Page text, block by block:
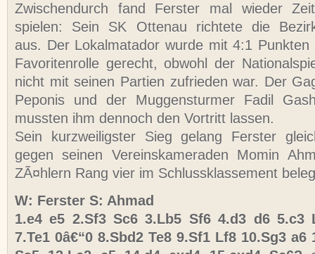
Zwischendurch fand Ferster mal wieder
spielen: Sein SK Ottenau richtete die
aus. Der Lokalmatador wurde mit 4:1 Punkten
Favoritenrolle gerecht, obwohl der
nicht mit seinen Partien zufrieden war. Der
Peponis und der Muggensturmer Fadil
mussten ihm dennoch den Vortritt lassen.
Sein kurzweiligster Sieg gelang Ferster
gegen seinen Vereinskameraden Momin
ZÃ¤hlern Rang vier im Schlussklassement
W: Ferster S: Ahmad
1.e4 e5 2.Sf3 Sc6 3.Lb5 Sf6 4.d3 d6 5.c3
7.Te1 0â€“0 8.Sbd2 Te8 9.Sf1 Lf8 10.Sg3 a6